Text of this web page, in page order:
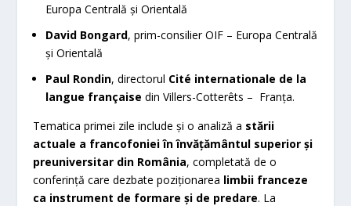
Europa Centrală și Orientală
David Bongard, prim-consilier OIF – Europa Centrală
și Orientală
Paul Rondin, directorul Cité internationale de la
langue française din Villers-Cotterêts – Franța.
Tematica primei zile include și o analiză a stării
actuale a francofoniei în învățământul superior și
preuniversitar din România, completată de o
conferință care dezbate poziționarea limbii franceze
ca instrument de formare și de predare. La